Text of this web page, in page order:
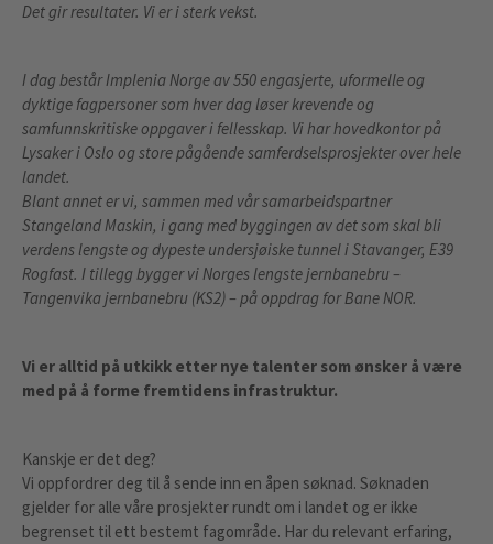
Det gir resultater. Vi er i sterk vekst.
I dag består Implenia Norge av 550 engasjerte, uformelle og
dyktige fagpersoner som hver dag løser krevende og
samfunnskritiske oppgaver i fellesskap. Vi har hovedkontor på
Lysaker i Oslo og store pågående samferdselsprosjekter over hele
landet.
Blant annet er vi, sammen med vår samarbeidspartner
Stangeland Maskin, i gang med byggingen av det som skal bli
verdens lengste og dypeste undersjøiske tunnel i Stavanger, E39
Rogfast. I tillegg bygger vi Norges lengste jernbanebru –
Tangenvika jernbanebru (KS2) – på oppdrag for Bane NOR.
Vi er alltid på utkikk etter nye talenter som ønsker å være
med på å forme fremtidens infrastruktur.
Kanskje er det deg?
Vi oppfordrer deg til å sende inn en åpen søknad. Søknaden
gjelder for alle våre prosjekter rundt om i landet og er ikke
begrenset til ett bestemt fagområde. Har du relevant erfaring,